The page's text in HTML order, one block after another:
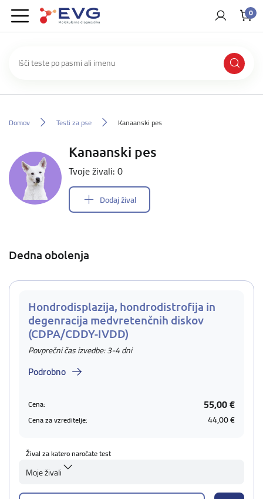
0
Domov Testi za pse Kanaanski pes
Kanaanski pes
Tvoje živali: 0
Dodaj žival
Dedna obolenja
Hondrodisplazija, hondrodistrofija in
degenracija medvretenčnih diskov
(CDPA/CDDY-IVDD)
Povprečni čas izvedbe: 3-4 dni
Podrobno
Cena: 55,00 €
Cena za vzreditelje: 44,00 €
Žival za katero naročate test
Moje živali